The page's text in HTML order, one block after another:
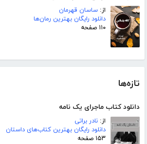
از: ساسان قهرمان
دانلود رایگان بهترین رمان‌ها
۱۱۰ صفحه
تازه‌ها
دانلود کتاب ماجرای یک نامه
از: نادر براتی
دانلود رایگان بهترین کتاب‌های داستان
۱۵۳ صفحه